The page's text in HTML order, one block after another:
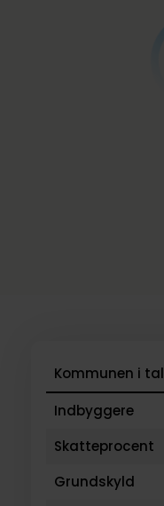
Kommunen i tal
Indbyggere
Skatteprocent
Grundskyld